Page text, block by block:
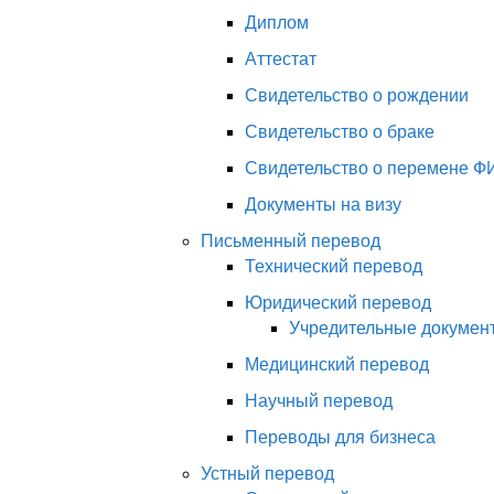
Диплом
Аттестат
Свидетельство о рождении
Свидетельство о браке
Свидетельство о перемене
Документы на визу
Письменный перевод
Технический перевод
Юридический перевод
Учредительные
Медицинский перевод
Научный перевод
Переводы для бизнеса
Устный перевод